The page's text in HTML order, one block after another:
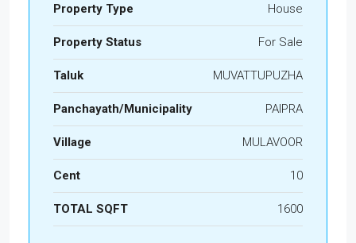
Property Type House
Property Status For Sale
Taluk MUVATTUPUZHA
Panchayath/Municipality PAIPRA
Village MULAVOOR
Cent 10
TOTAL SQFT 1600